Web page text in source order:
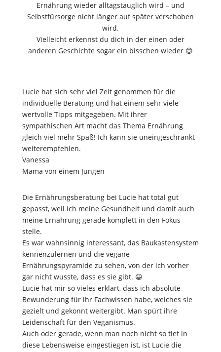
Ernährung wieder alltagstauglich wird – und
Selbstfürsorge nicht länger auf später verschoben
wird.
Vielleicht erkennst du dich in der einen oder
anderen Geschichte sogar ein bisschen wieder 😊
Lucie hat sich sehr viel Zeit genommen für die
individuelle Beratung und hat einem sehr viele
wertvolle Tipps mitgegeben. Mit ihrer
sympathischen Art macht das Thema Ernährung
gleich viel mehr Spaß! Ich kann sie uneingeschränkt
weiterempfehlen.
Vanessa
Mama von einem Jungen
Die Ernährungsberatung bei Lucie hat total gut
gepasst, weil ich meine Gesundheit und damit auch
meine Ernährung gerade komplett in den Fokus
stelle.
Es war wahnsinnig interessant, das Baukastensystem
kennenzulernen und die vegane
Ernährungspyramide zu sehen, von der ich vorher
gar nicht wusste, dass es sie gibt. 😀
Lucie hat mir so vieles erklärt, dass ich absolute
Bewunderung für ihr Fachwissen habe, welches sie
gezielt und gekonnt weitergibt. Man spürt ihre
Leidenschaft für den Veganismus.
Auch oder gerade, wenn man noch nicht so tief in
diese Lebensweise eingestiegen ist, ist Lucie die